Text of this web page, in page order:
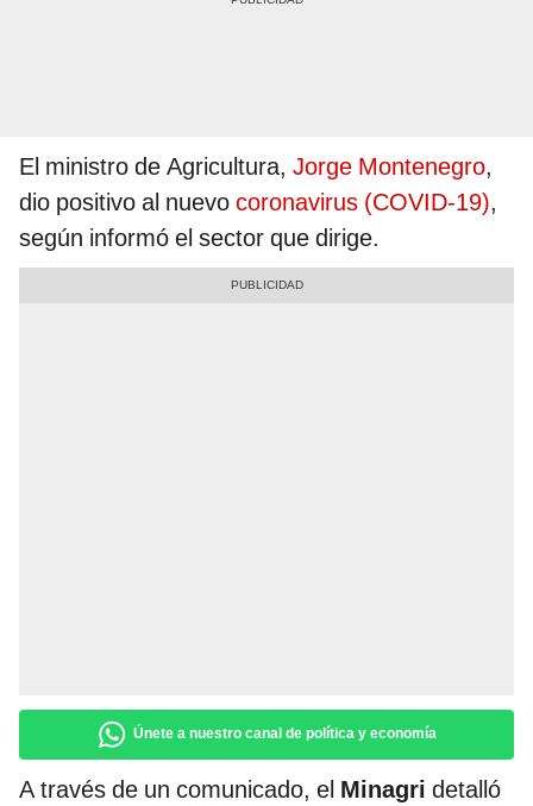
El ministro de Agricultura, Jorge Montenegro,
dio positivo al nuevo coronavirus (COVID-19),
según informó el sector que dirige.
Únete a nuestro canal de política y economía
A través de un comunicado, el Minagri detalló